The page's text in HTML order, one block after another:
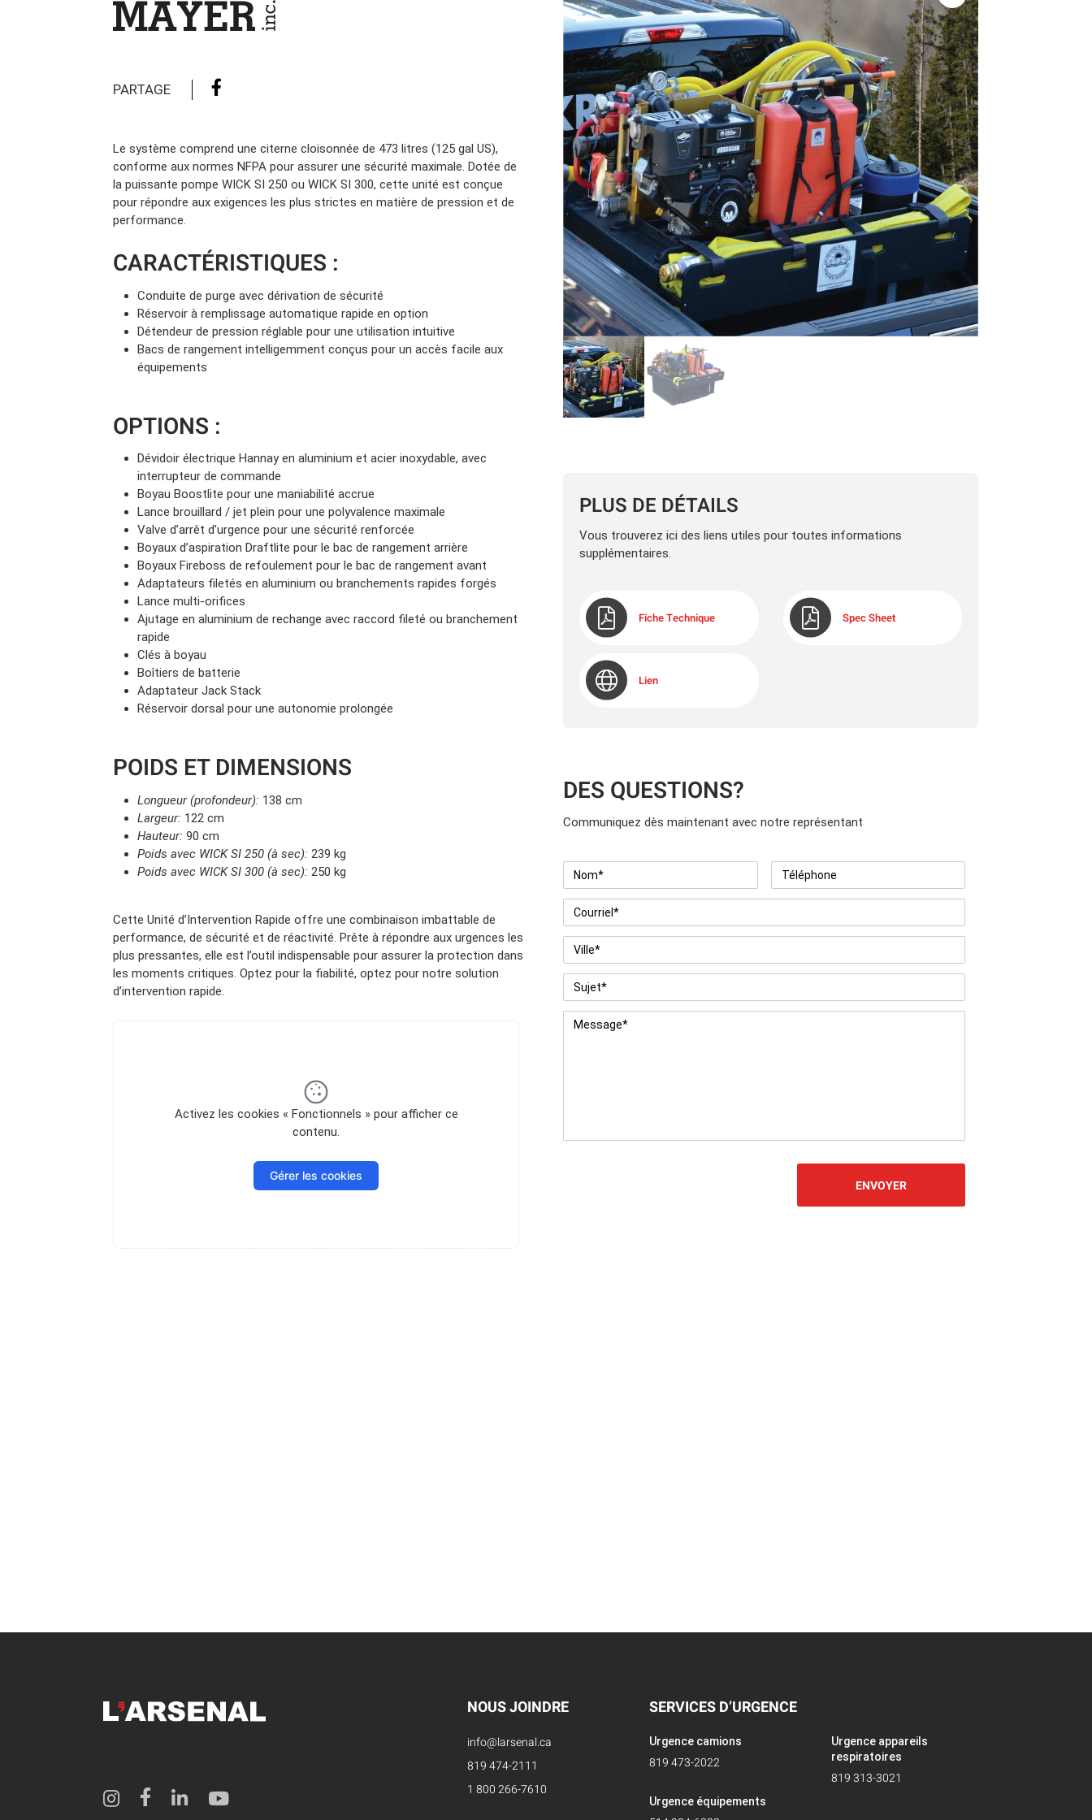
Camions en inventaire usagés
Demande de retour ou d’échange
Démonstration d’équipements
Location d’habit de combat
Planifier un rendez-vous
PLUS DE DÉTAILS
Vous trouverez ici des liens utiles pour toutes informations
supplémentaires.
Fiche Technique Spec Sheet
Lien
DES QUESTIONS?
Communiquez dès maintenant avec notre représentant
Nom * Téléphone
Courriel *
Ville *
Sujet *
Message *
PARTAGE
Le système comprend une citerne cloisonnée de 473 litres (125 gal US),
conforme aux normes NFPA pour assurer une sécurité maximale. Dotée de
la puissante pompe WICK SI 250 ou WICK SI 300, cette unité est conçue
pour répondre aux exigences les plus strictes en matière de pression et de
performance.
CARACTÉRISTIQUES :
Conduite de purge avec dérivation de sécurité
Réservoir à remplissage automatique rapide en option
Détendeur de pression réglable pour une utilisation intuitive
Bacs de rangement intelligemment conçus pour un accès facile aux
équipements
OPTIONS :
Dévidoir électrique Hannay en aluminium et acier inoxydable, avec
interrupteur de commande
Boyau Boostlite pour une maniabilité accrue
Lance brouillard / jet plein pour une polyvalence maximale
Valve d’arrêt d’urgence pour une sécurité renforcée
Boyaux d’aspiration Draftlite pour le bac de rangement arrière
Boyaux Fireboss de refoulement pour le bac de rangement avant
Adaptateurs filetés en aluminium ou branchements rapides forgés
Lance multi-orifices
Ajutage en aluminium de rechange avec raccord fileté ou branchement
rapide
Clés à boyau
Boîtiers de batterie
Adaptateur Jack Stack
Réservoir dorsal pour une autonomie prolongée
POIDS ET DIMENSIONS
Longueur (profondeur): 138 cm
Largeur: 122 cm
Hauteur: 90 cm
Poids avec WICK SI 250 (à sec): 239 kg
Poids avec WICK SI 300 (à sec): 250 kg
Cette Unité d’Intervention Rapide offre une combinaison imbattable de
performance, de sécurité et de réactivité. Prête à répondre aux urgences les
plus pressantes, elle est l’outil indispensable pour assurer la protection dans
les moments critiques. Optez pour la fiabilité, optez pour notre solution
d’intervention rapide.
Activez les cookies « Fonctionnels » pour afficher ce
contenu.
Gérer les cookies
NOUS JOINDRE
info@larsenal.ca
819 474-2111
1 800 266-7610
SERVICES D’URGENCE
Urgence camions
819 473-2022
Urgence équipements
Urgence appareils
respiratoires
819 313-3021